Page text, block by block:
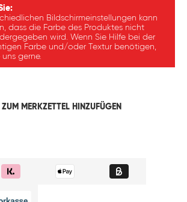
Bildschirmeinstellungen kann
dass die Farbe des Produktes nicht
wird. Wenn Sie Hilfe bei der
Farbe und/oder Textur benötigen,
gerne.
ZUM MERKZETTEL HINZUFÜGEN